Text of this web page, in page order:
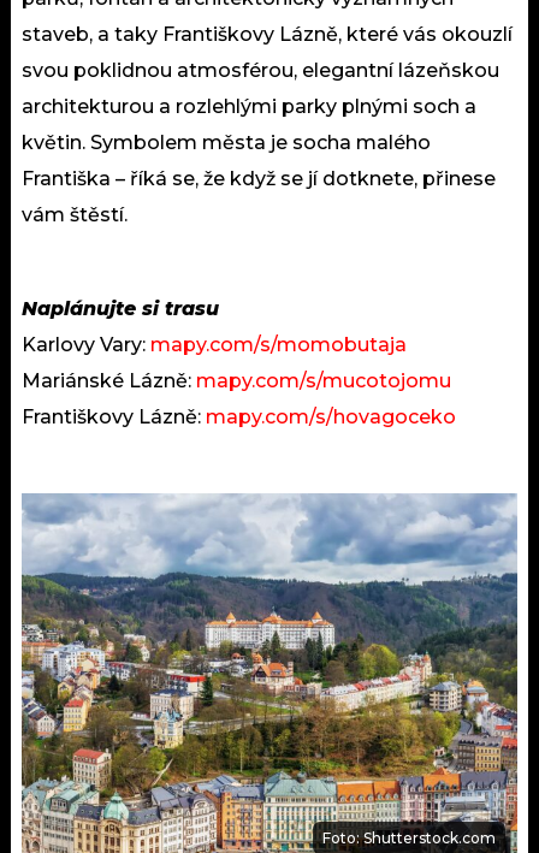
staveb, a taky Františkovy Lázně, které vás okouzlí
svou poklidnou atmosférou, elegantní lázeňskou
architekturou a rozlehlými parky plnými soch a
květin. Symbolem města je socha malého
Františka – říká se, že když se jí dotknete, přinese
vám štěstí.
Naplánujte si trasu
Karlovy Vary: mapy.com/s/momobutaja
Mariánské Lázně: mapy.com/s/mucotojomu
Františkovy Lázně: mapy.com/s/hovagoceko
Foto: Shutterstock.com